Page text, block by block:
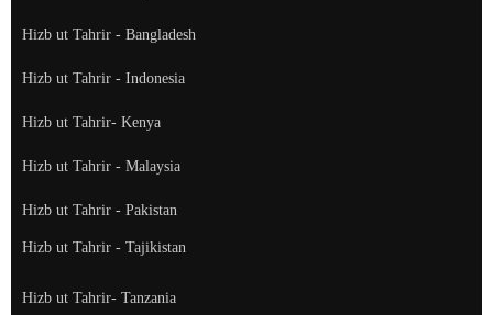
Hizb ut Tahrir - Bangladesh
Hizb ut Tahrir - Indonesia
Hizb ut Tahrir- Kenya
Hizb ut Tahrir - Malaysia
Hizb ut Tahrir - Pakistan
Hizb ut Tahrir - Tajikistan
Hizb ut Tahrir- Tanzania